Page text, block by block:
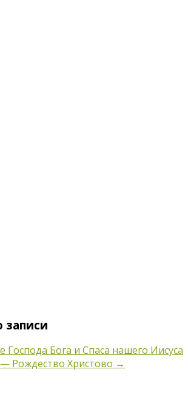
записи
Господа Бога и Спаса нашего Иисуса
Рождество Христово →